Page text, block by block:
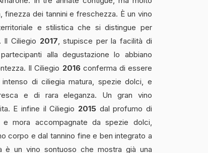
dei tannini e freschezza. È un vino
e stilistica che si distingue per
Il Ciliegio 2017, stupisce per la facilità di
alla degustazione lo abbiano
Il Ciliegio 2016conferma di essere
di ciliegia matura, spezie dolci, e
e di rara eleganza. Un gran vino
E infine il Ciliegio 2015dal profumo di
mora accompagnate da spezie dolci,
corpo e dal tannino fine e ben integrato a
un vino sontuoso che mostra già una